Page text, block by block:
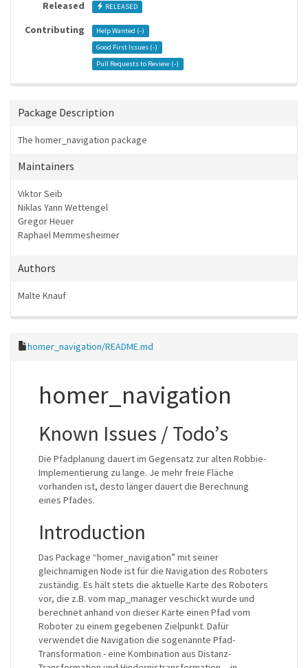
Released RELEASED
Contributing Help Wanted (-)
Good First Issues (-)
Pull Requests to Review (-)
Package Description
The homer_navigation package
Maintainers
Viktor Seib
Niklas Yann Wettengel
Gregor Heuer
Raphael Memmesheimer
Authors
Malte Knauf
homer_navigation/README.md
homer_navigation
Known Issues / Todo’s
Die Pfadplanung dauert im Gegensatz zur alten Robbie-
Implementierung zu lange. Je mehr freie Fläche
vorhanden ist, desto länger dauert die Berechnung
eines Pfades.
Introduction
Das Package “homer_navigation” mit seiner
gleichnamigen Node ist für die Navigation des Roboters
zuständig. Es hält stets die aktuelle Karte des Roboters
vor, die z.B. vom map_manager veschickt wurde und
berechnet anhand von dieser Karte einen Pfad vom
Roboter zu einem gegebenen Zielpunkt. Dafür
verwendet die Navigation die sogenannte Pfad-
Transformation - eine Kombination aus Distanz-